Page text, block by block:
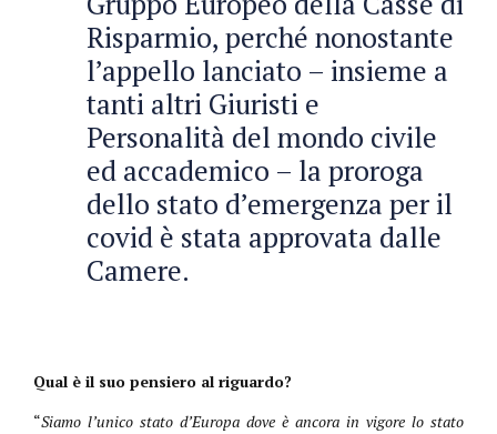
Risparmio, perché nonostante
l’appello lanciato – insieme a
tanti altri Giuristi e
Personalità del mondo civile
ed accademico – la proroga
dello stato d’emergenza per il
covid è stata approvata dalle
Camere.
Qual è il suo pensiero al riguardo?
“Siamo l’unico stato d’Europa dove è ancora in vigore lo stato